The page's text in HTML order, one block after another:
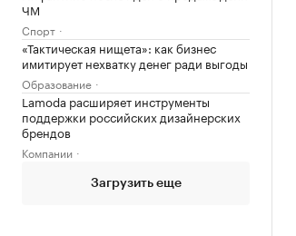
ЧМ
Спорт
«Тактическая нищета»: как бизнес
имитирует нехватку денег ради выгоды
Образование
Lamoda расширяет инструменты
поддержки российских дизайнерских
брендов
Компании
Загрузить еще